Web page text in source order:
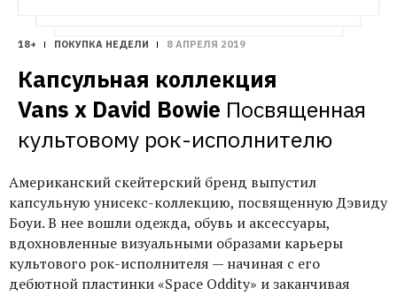
18+ ПОКУПКА НЕДЕЛИ 8 АПРЕЛЯ 2019
Капсульная коллекция
Vans x David Bowie Посвященная
культовому рок-исполнителю
Американский скейтерский бренд выпустил
капсульную унисекс-коллекцию, посвященную Дэвиду
Боуи. В нее вошли одежда, обувь и аксессуары,
вдохновленные визуальными образами карьеры
культового рок-исполнителя — начиная с его
дебютной пластинки «Space Oddity» и заканчивая